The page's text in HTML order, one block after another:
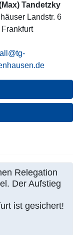
Tandetzky
Landstr. 6
Frankfurt
Relegation
Der Aufstieg
ist gesichert!